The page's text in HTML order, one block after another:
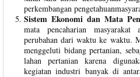
perkembangan
Sistem Ekonomi dan Mata
mata pencaharian masyarakat
perubahan dari waktu ke waktu.
menggeluti bidang pertanian,
lahan pertanian karena
kegiatan industri banyak di